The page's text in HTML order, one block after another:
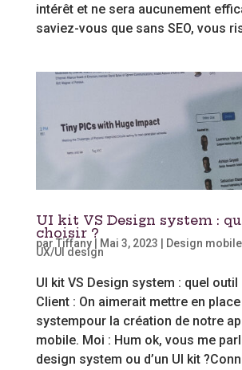
intérêt et ne sera aucunement
saviez-vous que sans SEO, vous
UI kit VS Design system :
choisir ?
par Tiffany| Mai 3, 2023 Design mobile
UX/UI design
UI kit VS Design system : quel
Client : On aimerait mettre en
systempour la création de notre
mobile. Moi : Hum ok, vous me
design system ou d’un UI kit